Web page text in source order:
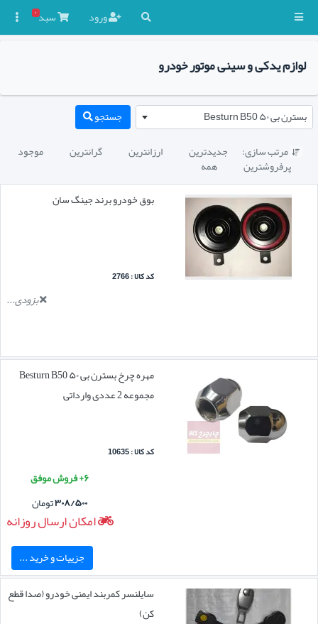
ورود سبد۰
لوازم یدکی و سینی موتور خودرو
بسترن بی ۵۰ Besturn B50 جستجو
 مرتب سازی: جدیدترین ارزانترین گرانترین موجود
پرفروشترین
همه
بوق خودرو برند جینگ سان
کد کالا : 2766
بزودی...
مهره چرخ بسترن بی ۵۰ Besturn B50
مجموعه 2 عددی وارداتی
کد کالا : 10635
۶+ فروش موفق
۳۰۸/۵۰۰تومان
امکان ارسال روزانه
جزییات و خرید ...
سایلنسر کمربند ایمنی خودرو (صدا قطع
کن)